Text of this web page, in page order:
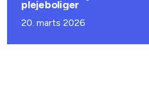
plejeboliger
20. marts 2026